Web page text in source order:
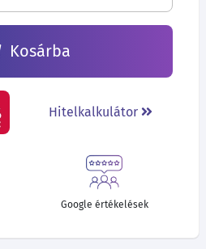
Kosárba
Hitelkalkulátor
Google értékelések